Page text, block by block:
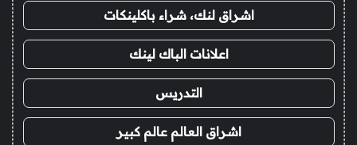
اشراق لنك، شراء باكلينكات
اعلانات الباك لينك
التدريس
اشراق العالم عالم كبير